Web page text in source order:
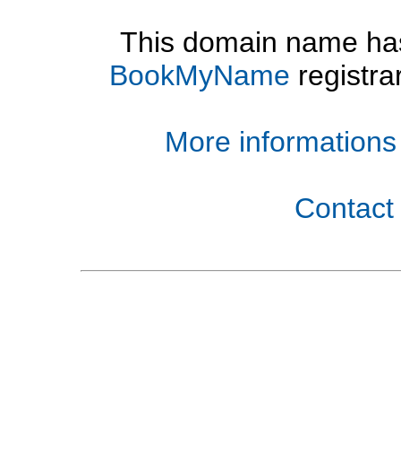
This domain name
BookMyName
More